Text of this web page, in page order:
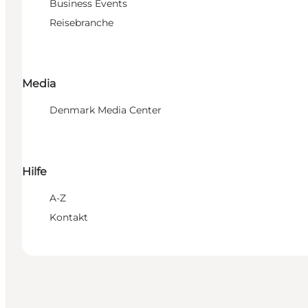
Business Events
Reisebranche
Media
Denmark Media Center
Hilfe
A-Z
Kontakt